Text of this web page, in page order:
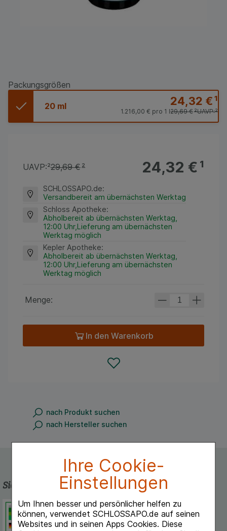
Ihre Cookie-
Einstellungen
Um Ihnen besser und persönlicher helfen zu
können, verwendet SCHLOSSAPO.de auf seinen
Websites und in seinen Apps Cookies. Diese
Packungsgrößen
20 ml 24,32 €¹
UAVP:²
29,69 €²
1.216,00 € pro 1 l
24,32 €¹
UAVP:²29,69 €²
SCHLOSSAPO.de:
Versandbereit am übernächsten Werktag
Schloss Apotheke:
Abholbereit ab übernächsten Werktag,
12:00 Uhr,Lieferung am übernächsten
Werktag möglich
Kepler Apotheke:
Abholbereit ab übernächsten Werktag,
12:00 Uhr,Lieferung am übernächsten
Werktag möglich
Menge:
In den Warenkorb
nach Produkt suchen
nach Hersteller suchen
Sicherheit und Qualität
Schlossapo.de ist registriert beim
Deutschen Institut für Medizinische
Dokumentation und Information.